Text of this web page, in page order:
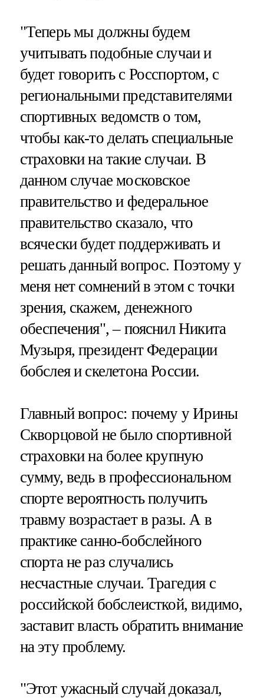
"Теперь мы должны будем
учитывать подобные случаи и
будет говорить с Росспортом, с
региональными представителями
спортивных ведомств о том,
чтобы как-то делать специальные
страховки на такие случаи. В
данном случае московское
правительство и федеральное
правительство сказало, что
всячески будет поддерживать и
решать данный вопрос. Поэтому у
меня нет сомнений в этом с точки
зрения, скажем, денежного
обеспечения", – пояснил Никита
Музыря, президент Федерации
бобслея и скелетона России.
Главный вопрос: почему у Ирины
Скворцовой не было спортивной
страховки на более крупную
сумму, ведь в профессиональном
спорте вероятность получить
травму возрастает в разы. А в
практике санно-бобслейного
спорта не раз случались
несчастные случаи. Трагедия с
российской бобслеисткой, видимо,
заставит власть обратить внимание
на эту проблему.
"Этот ужасный случай доказал,